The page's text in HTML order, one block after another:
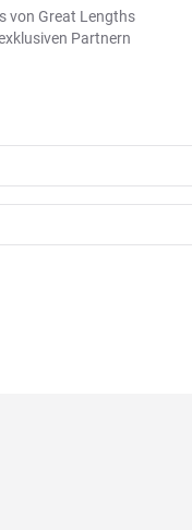
von Great Lengths
Partnern